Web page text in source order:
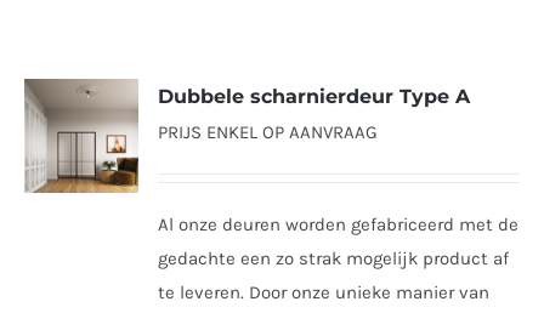
Dubbele scharnierdeur Type A
PRIJS ENKEL OP AANVRAAG
Al onze deuren worden gefabriceerd met de
gedachte een zo strak mogelijk product af
te leveren. Door onze unieke manier van